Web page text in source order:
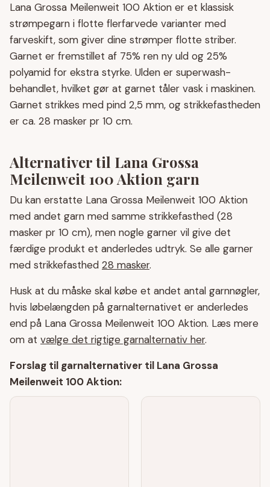
Lana Grossa Meilenweit 100 Aktion er et klassisk
strømpegarn i flotte flerfarvede varianter med
farveskift, som giver dine strømper flotte striber.
Garnet er fremstillet af 75% ren ny uld og 25%
polyamid for ekstra styrke. Ulden er superwash-
behandlet, hvilket gør at garnet tåler vask i maskinen.
Garnet strikkes med pind 2,5 mm, og strikkefastheden
er ca. 28 masker pr 10 cm.
Alternativer til Lana Grossa
Meilenweit 100 Aktion garn
Du kan erstatte Lana Grossa Meilenweit 100 Aktion
med andet garn med samme strikkefasthed (28
masker pr 10 cm), men nogle garner vil give det
færdige produkt et anderledes udtryk. Se alle garner
med strikkefasthed 28 masker.
Husk at du måske skal købe et andet antal garnnøgler,
hvis løbelængden på garnalternativet er anderledes
end på Lana Grossa Meilenweit 100 Aktion. Læs mere
om at vælge det rigtige garnalternativ her.
Forslag til garnalternativer til Lana Grossa
Meilenweit 100 Aktion: